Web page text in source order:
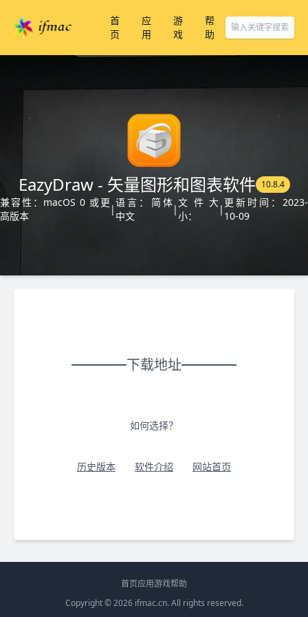
首
页
应
用
游
戏
帮
助
EazyDraw - 矢量图形和图表软件 10.8.4
兼容性：macOS 0 或更
高版本
|
语言：简体
中文
|
文件大
小：
|
更新时间：2023-
10-09
下载地址
如何选择？
历史版本 软件介绍 网站首页
首页应用游戏帮助
Copyright © 2026 ifmac.cn. All rights reserved.